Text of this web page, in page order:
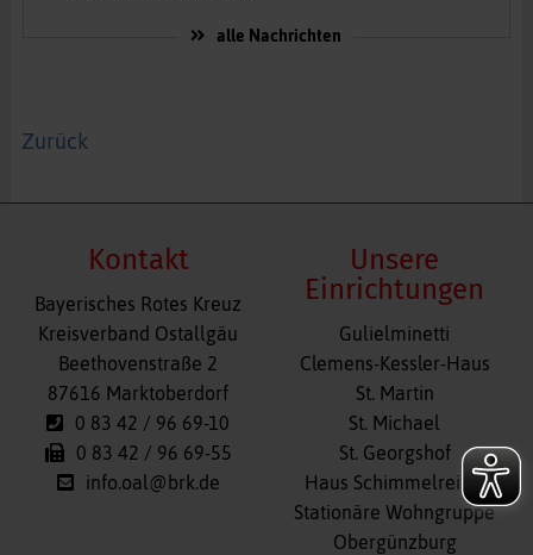
alle Nachrichten
Zurück
Kontakt
Bayerisches Rotes Kreuz
Kreisverband Ostallgäu
Beethovenstraße 2
87616 Marktoberdorf
0 83 42 / 96 69-10
0 83 42 / 96 69-55
info.oal@brk.de
Unsere
Einrichtungen
Navigation
überspringen
Gulielminetti
Clemens-Kessler-Haus
St. Martin
St. Michael
St. Georgshof
Haus Schimmelreiter
Stationäre Wohngruppe
Obergünzburg